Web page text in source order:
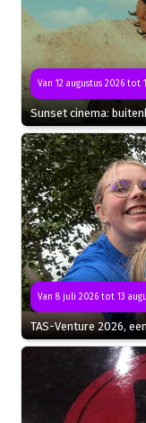
Van 12 augustus 2026 tot
Sunset cinema:
Van 8 juli 2026 tot 13
TAS-Venture 2026,